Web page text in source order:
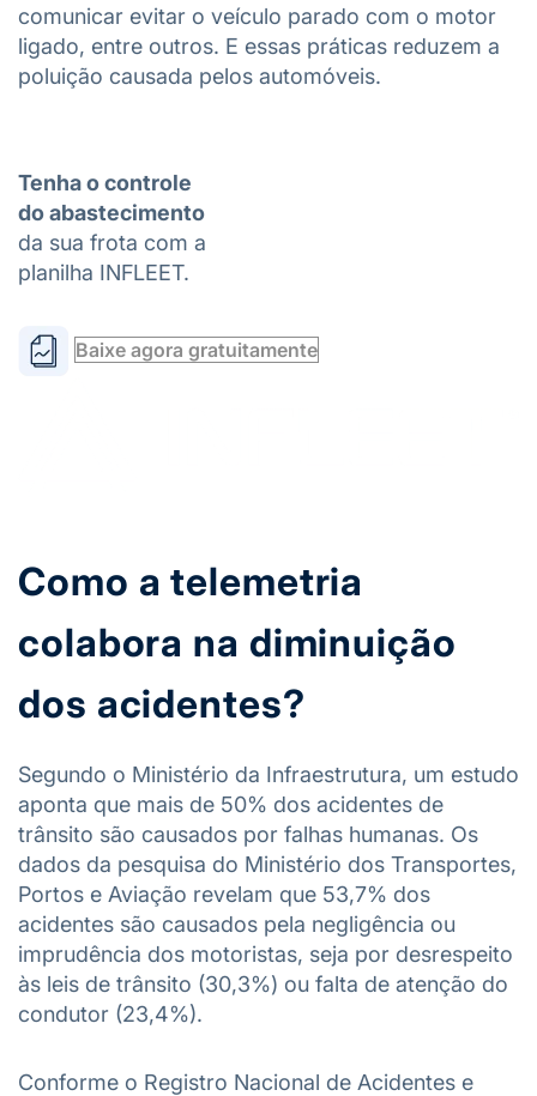
comunicar evitar o veículo parado com o motor
ligado, entre outros. E essas práticas reduzem a
poluição causada pelos automóveis.
Tenha o controle
do abastecimento
da sua frota com a
planilha INFLEET.
Baixe agora gratuitamente
Como a telemetria
colabora na diminuição
dos acidentes?
Segundo o Ministério da Infraestrutura, um estudo
aponta que mais de 50% dos acidentes de
trânsito são causados por falhas humanas. Os
dados da pesquisa do Ministério dos Transportes,
Portos e Aviação revelam que 53,7% dos
acidentes são causados pela negligência ou
imprudência dos motoristas, seja por desrespeito
às leis de trânsito (30,3%) ou falta de atenção do
condutor (23,4%).
Conforme o Registro Nacional de Acidentes e